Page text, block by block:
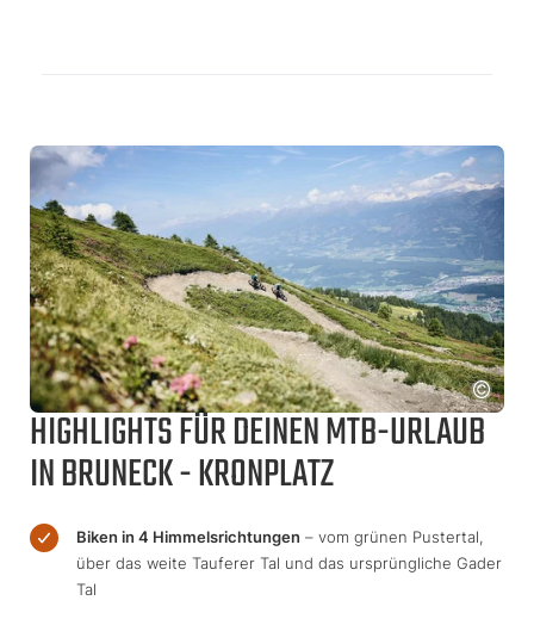
HIGHLIGHTS FÜR DEINEN MTB-URLAUB
IN BRUNECK - KRONPLATZ
Biken in 4 Himmelsrichtungen – vom grünen Pustertal,
über das weite Tauferer Tal und das ursprüngliche Gader
Tal